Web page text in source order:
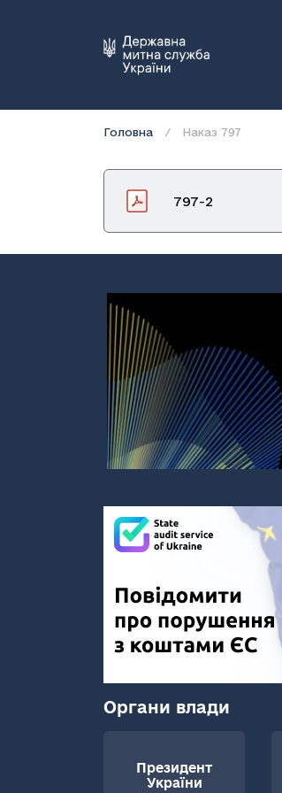
Головна Наказ 797
797-2
Органи влади
Президент
України